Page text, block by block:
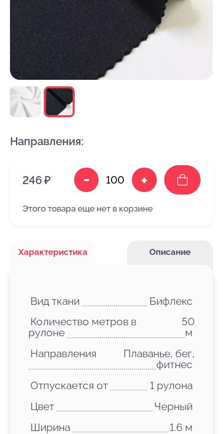
Направления:
246 ₽ - +
Этого товара еще нет в корзине
Характеристика Описание
Вид ткани
Бифлекс
Количество метров в
рулоне
50
м
Направления
Плаванье, бег,
фитнес
Отпускается от
1 рулона
Цвет
Черный
Ширина
1.6 м